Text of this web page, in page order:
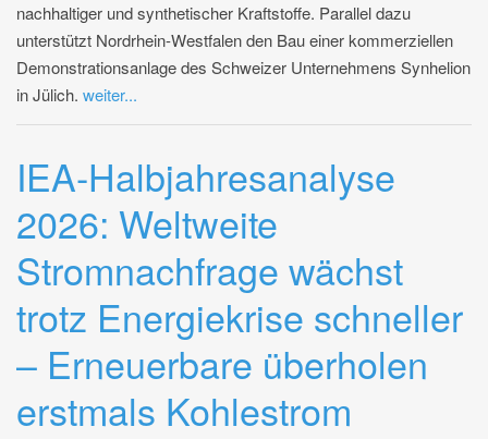
nachhaltiger und synthetischer Kraftstoffe. Parallel dazu
unterstützt Nordrhein-Westfalen den Bau einer kommerziellen
Demonstrationsanlage des Schweizer Unternehmens Synhelion
in Jülich. weiter...
IEA-Halbjahresanalyse
2026: Weltweite
Stromnachfrage wächst
trotz Energiekrise schneller
– Erneuerbare überholen
erstmals Kohlestrom